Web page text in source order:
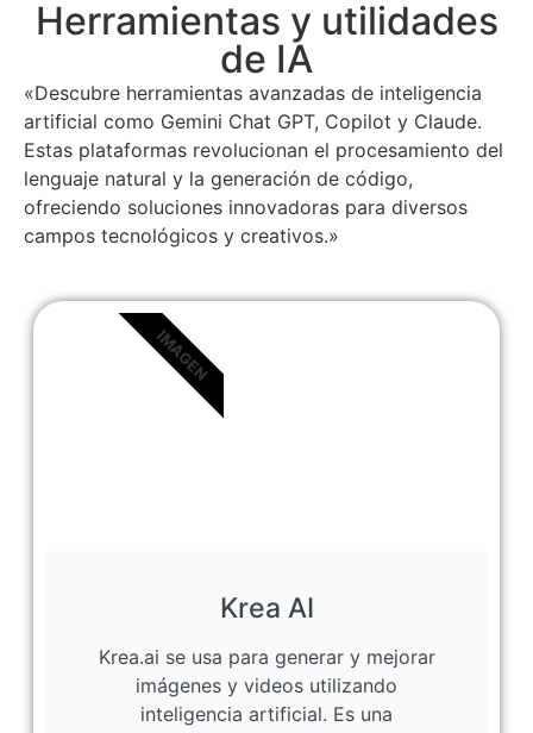
Herramientas y utilidades
de IA
«Descubre herramientas avanzadas de inteligencia
artificial como Gemini Chat GPT, Copilot y Claude.
Estas plataformas revolucionan el procesamiento del
lenguaje natural y la generación de código,
ofreciendo soluciones innovadoras para diversos
campos tecnológicos y creativos.»
Krea AI
Krea.ai se usa para generar y mejorar
imágenes y videos utilizando
inteligencia artificial. Es una
IMAGEN